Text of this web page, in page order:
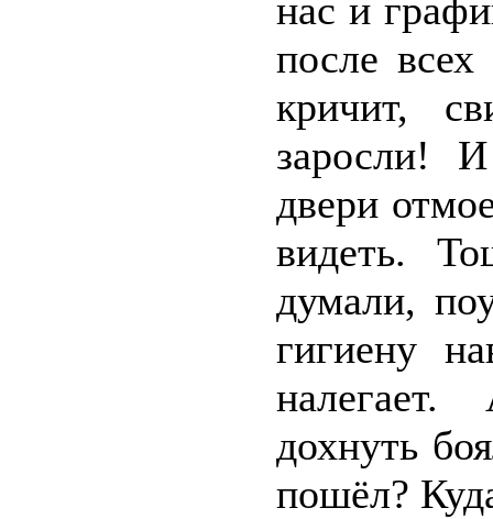
нас и
после
кричит,
заросли!
двери
видеть.
думали,
гигиену
дохнуть
пошёл?